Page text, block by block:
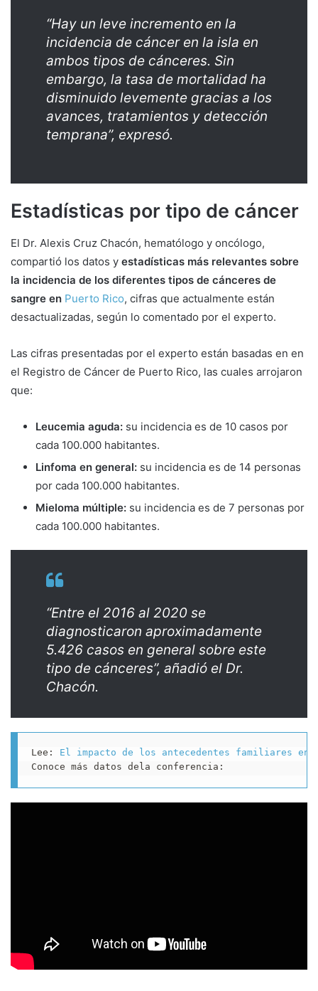
“Hay un leve incremento en la
incidencia de cáncer en la isla en
ambos tipos de cánceres. Sin
embargo, la tasa de mortalidad ha
disminuido levemente gracias a los
avances, tratamientos y detección
temprana”, expresó.
Estadísticas por tipo de cáncer
El Dr. Alexis Cruz Chacón, hematólogo y oncólogo,
compartió los datos y estadísticas más relevantes sobre
la incidencia de los diferentes tipos de cánceres de
sangre en Puerto Rico, cifras que actualmente están
desactualizadas, según lo comentado por el experto.
Las cifras presentadas por el experto están basadas en en
el Registro de Cáncer de Puerto Rico, las cuales arrojaron
que:
Leucemia aguda: su incidencia es de 10 casos por
cada 100.000 habitantes.
Linfoma en general: su incidencia es de 14 personas
por cada 100.000 habitantes.
Mieloma múltiple: su incidencia es de 7 personas por
cada 100.000 habitantes.
“Entre el 2016 al 2020 se
diagnosticaron aproximadamente
5.426 casos en general sobre este
tipo de cánceres”, añadió el Dr.
Chacón.
Lee: El impacto de los antecedentes familiares en
Conoce más datos dela conferencia: